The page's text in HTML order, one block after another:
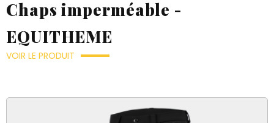
Chaps imperméable -
EQUITHEME
VOIR LE PRODUIT